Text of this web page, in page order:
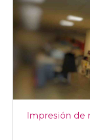
Impresión de